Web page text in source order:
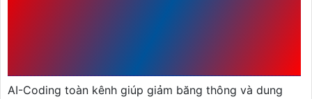
AI-Coding toàn kênh giúp giảm băng thông và dung